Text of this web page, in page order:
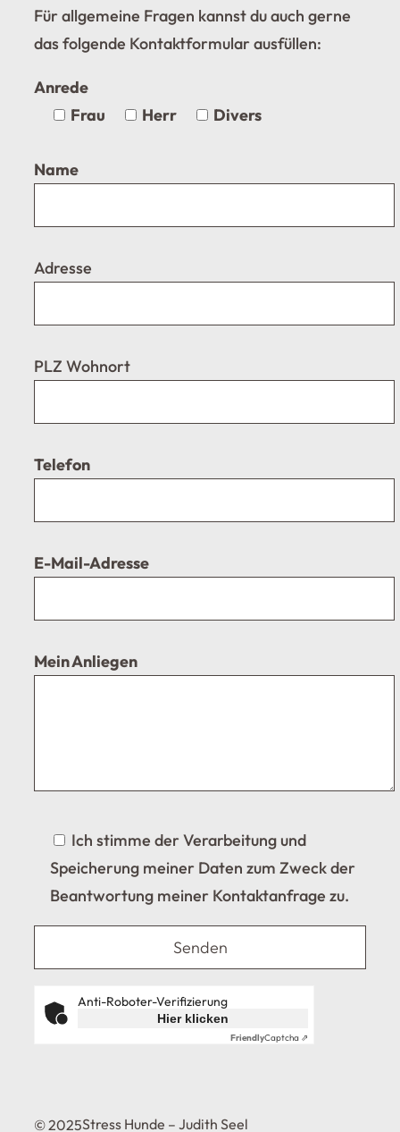
Für allgemeine Fragen kannst du auch gerne
das folgende Kontaktformular ausfüllen:
Anrede
Frau
Herr Divers
Name
Adresse
PLZ Wohnort
Telefon
E-Mail-Adresse
Mein Anliegen
Ich stimme der Verarbeitung und
Speicherung meiner Daten zum Zweck der
Beantwortung meiner Kontaktanfrage zu.
Anti-Roboter-Verifizierung
Hier klicken
FriendlyCaptcha ⇗
© 2025Stress Hunde – Judith Seel